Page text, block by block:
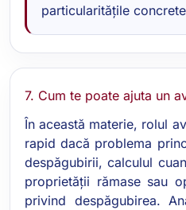
particularitățile
7. Cum te poate ajuta un
În această materie, rolul
rapid dacă problema
despăgubirii, calculul
proprietății rămase sau
privind despăgubirea.